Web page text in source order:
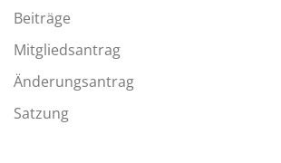
Beiträge
Mitgliedsantrag
Änderungsantrag
Satzung